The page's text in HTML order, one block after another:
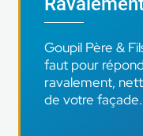
Goupil Père &
faut pour
ravalement,
de votre façade.